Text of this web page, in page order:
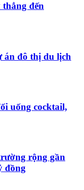
đến
án đô thị du lịch
uống cocktail,
rộng gần
đồng